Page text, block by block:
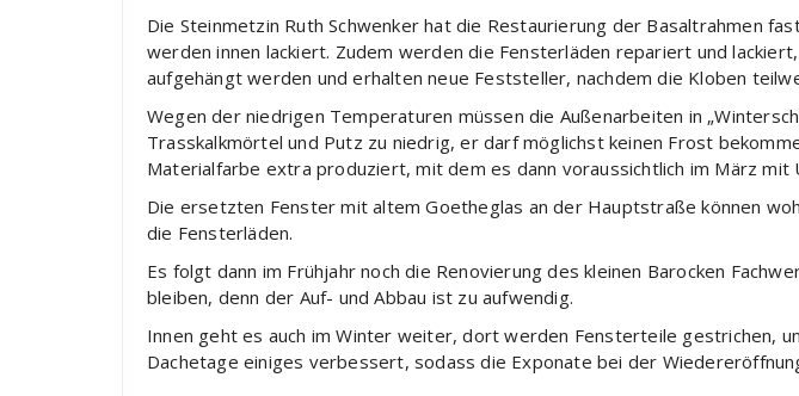
Die Steinmetzin Ruth Schwenker hat die Restaurierung der Basaltrahmen
werden innen lackiert. Zudem werden die Fensterläden repariert und
aufgehängt werden und erhalten neue Feststeller, nachdem die Kloben
Wegen der niedrigen Temperaturen müssen die Außenarbeiten in
Trasskalkmörtel und Putz zu niedrig, er darf möglichst keinen Frost
Materialfarbe extra produziert, mit dem es dann voraussichtlich im März
Die ersetzten Fenster mit altem Goetheglas an der Hauptstraße können
die Fensterläden.
Es folgt dann im Frühjahr noch die Renovierung des kleinen Barocken
bleiben, denn der Auf- und Abbau ist zu aufwendig.
Innen geht es auch im Winter weiter, dort werden Fensterteile gestrichen,
Dachetage einiges verbessert, sodass die Exponate bei der